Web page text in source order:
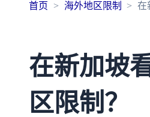
首页 海外地区限制 在
在新加坡
区限制？